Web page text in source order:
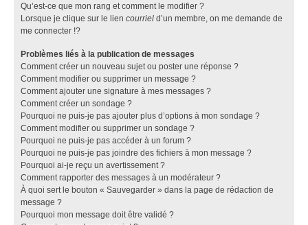
Qu’est-ce que mon rang et comment le modifier ?
Lorsque je clique sur le lien courriel d’un membre, on me demande de
me connecter !?
Problèmes liés à la publication de messages
Comment créer un nouveau sujet ou poster une réponse ?
Comment modifier ou supprimer un message ?
Comment ajouter une signature à mes messages ?
Comment créer un sondage ?
Pourquoi ne puis-je pas ajouter plus d’options à mon sondage ?
Comment modifier ou supprimer un sondage ?
Pourquoi ne puis-je pas accéder à un forum ?
Pourquoi ne puis-je pas joindre des fichiers à mon message ?
Pourquoi ai-je reçu un avertissement ?
Comment rapporter des messages à un modérateur ?
À quoi sert le bouton « Sauvegarder » dans la page de rédaction de
message ?
Pourquoi mon message doit être validé ?